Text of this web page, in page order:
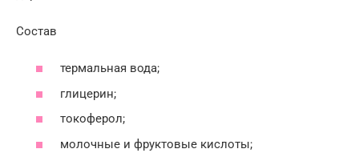
Состав
термальная вода;
глицерин;
токоферол;
молочные и фруктовые кислоты;